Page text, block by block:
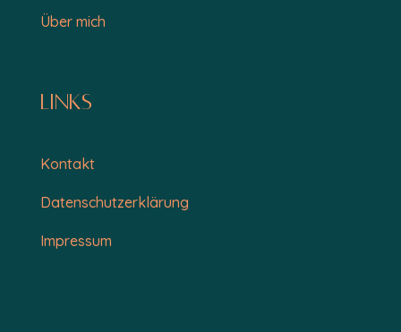
Über mich
Links
Kontakt
Datenschutzerklärung
Impressum